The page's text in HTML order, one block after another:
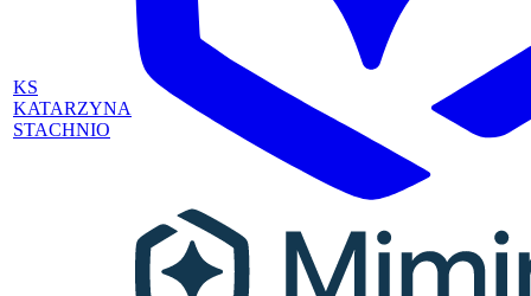
KS
KATARZYNA
STACHNIO